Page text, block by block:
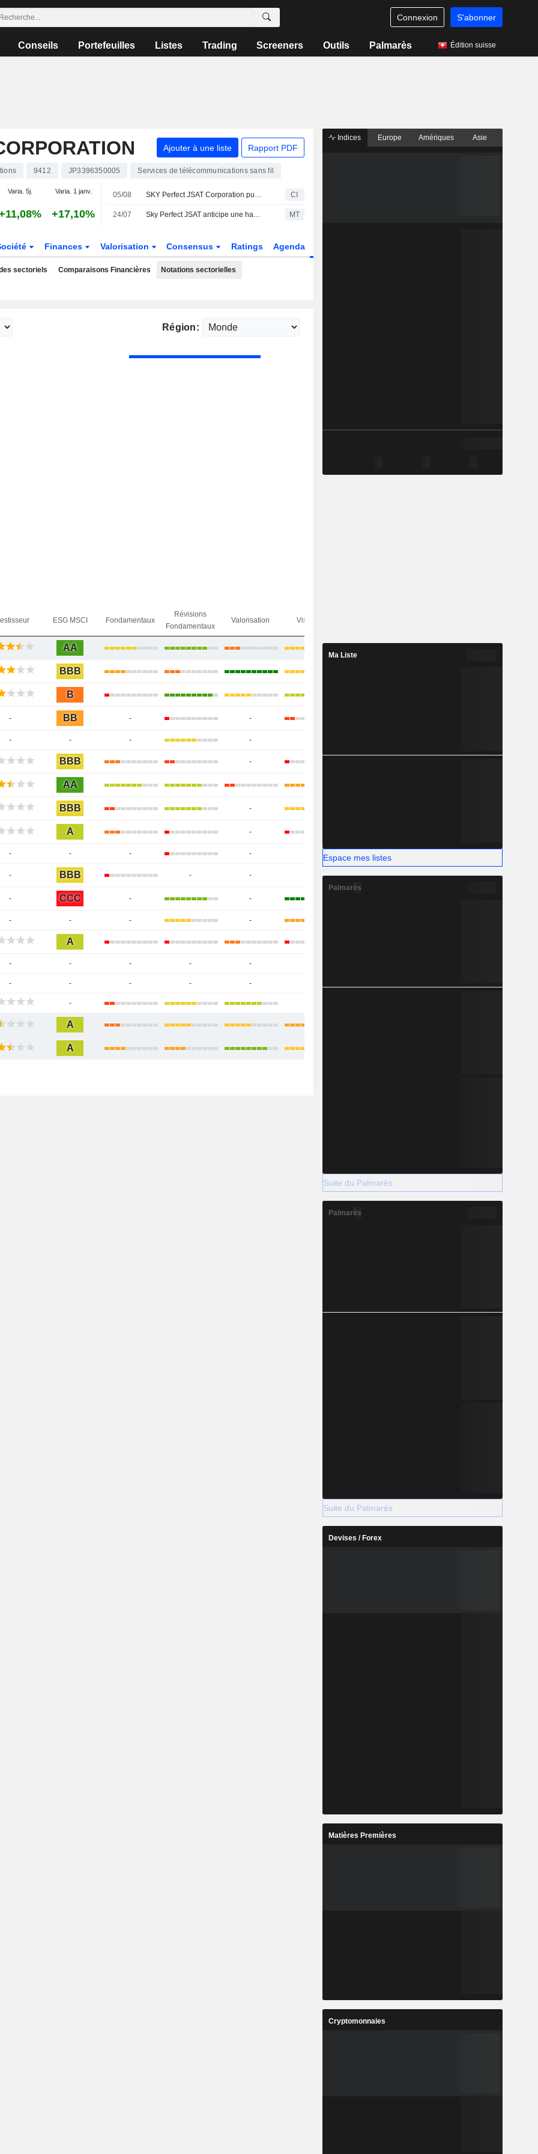
Connexion S'abonner
Conseils Portefeuilles Listes Trading Screeners Outils Palmarès Édition suisse
Ajouter à une liste Rapport PDF
9412 JP3396350005 Services de télécommunications sans fil
Varia. 5j. Varia. 1 janv.
+17,10%
05/08 SKY Perfect JSAT Corporation publie ses résultats pour le premier trimestre clos le 30 juin 2026 CI
24/07 Sky Perfect JSAT anticipe une hausse de la demande de services d'imagerie satellite en Asie du Sud-Est MT
Finances Valorisation Consensus Ratings Agenda
sectoriels Comparaisons Financières Notations sectorielles
Région:
ESG MSCI Fondamentaux
Révisions
Fondamentaux
Valorisation Visibilité
AA
BBB
B
- BB - -
- - - -
BBB -
AA
BBB -
A -
- - - -
- BBB - - -
- CCC - -
- - - -
A
- - - - -
- - - - -
-
A
A
Indices Europe Amériques Asie
Ma Liste
Espace mes listes
Palmarès
Suite du Palmarès
Palmarès
Suite du Palmarès
Devises / Forex
Matières Premières
Cryptomonnaies